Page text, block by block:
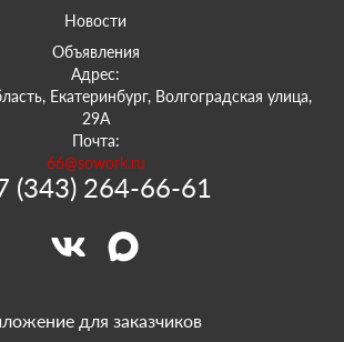
Новости
Объявления
Адрес:
Екатеринбург, Волгоградская улица,
29А
Почта:
66@sowork.ru
(343) 264-66-61
для заказчиков